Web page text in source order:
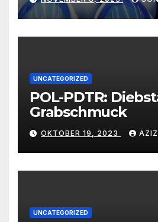
Großhändlern
UNCATEGORIZED
POL-PDTR:
Grabschmuck
OKTOBER 19, 2023 AZIZ
UNCATEGORIZED